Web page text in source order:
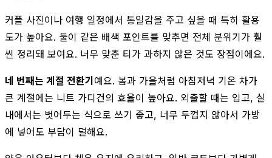
커플 사진이나 여행 일정에서 통일감을 주고 싶을 때 특히 활용
도가 높아요. 둘이 같은 배색 포인트를 맞추면 전체 분위기가 훨
씬 정리돼 보여요. 너무 맞춘 티가 과하지 않은 것도 장점이에요.
네 번째는 계절 전환기 예요. 봄과 가을처럼 아침저녁 기온 차가
큰 계절에는 니트 가디건의 효율이 높아요. 외출할 때는 입고, 실
내에서는 벗어두는 식으로 쓰기 좋고, 너무 두껍지 않아서 가방
에 넣어도 부담이 덜해요.